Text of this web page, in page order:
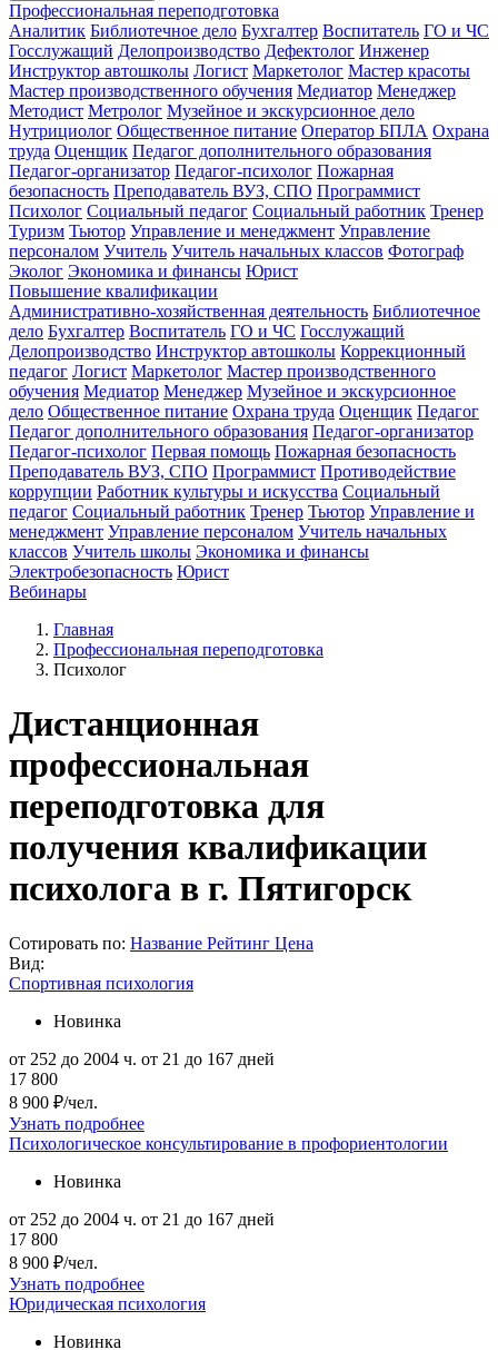
Профессиональная переподготовка
Аналитик Библиотечное дело Бухгалтер Воспитатель ГО и ЧС
Госслужащий Делопроизводство Дефектолог Инженер
Инструктор автошколы Логист Маркетолог Мастер красоты
Мастер производственного обучения Медиатор Менеджер
Методист Метролог Музейное и экскурсионное дело
Нутрициолог Общественное питание Оператор БПЛА Охрана
труда Оценщик Педагог дополнительного образования
Педагог-организатор Педагог-психолог Пожарная
безопасность Преподаватель ВУЗ, СПО Программист
Психолог Социальный педагог Социальный работник Тренер
Туризм Тьютор Управление и менеджмент Управление
персоналом Учитель Учитель начальных классов Фотограф
Эколог Экономика и финансы Юрист
Повышение квалификации
Административно-хозяйственная деятельность Библиотечное
дело Бухгалтер Воспитатель ГО и ЧС Госслужащий
Делопроизводство Инструктор автошколы Коррекционный
педагог Логист Маркетолог Мастер производственного
обучения Медиатор Менеджер Музейное и экскурсионное
дело Общественное питание Охрана труда Оценщик Педагог
Педагог дополнительного образования Педагог-организатор
Педагог-психолог Первая помощь Пожарная безопасность
Преподаватель ВУЗ, СПО Программист Противодействие
коррупции Работник культуры и искусства Социальный
педагог Социальный работник Тренер Тьютор Управление и
менеджмент Управление персоналом Учитель начальных
классов Учитель школы Экономика и финансы
Электробезопасность Юрист
Вебинары
Главная
Профессиональная переподготовка
Психолог
Дистанционная
профессиональная
переподготовка для
получения квалификации
психолога в г. Пятигорск
Сотировать по: Название Рейтинг Цена
Вид:
Спортивная психология
Новинка
от 252 до 2004 ч. от 21 до 167 дней
17 800
8 900 ₽/чел.
Узнать подробнее
Психологическое консультирование в профориентологии
Новинка
от 252 до 2004 ч. от 21 до 167 дней
17 800
8 900 ₽/чел.
Узнать подробнее
Юридическая психология
Новинка